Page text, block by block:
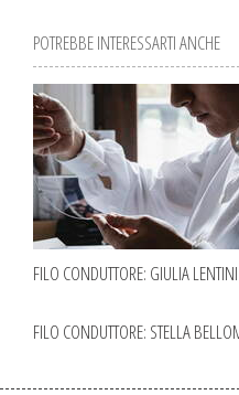
POTREBBE INTERESSARTI ANCHE
FILO CONDUTTORE: GIULIA LENTINI
FILO CONDUTTORE: STELLA